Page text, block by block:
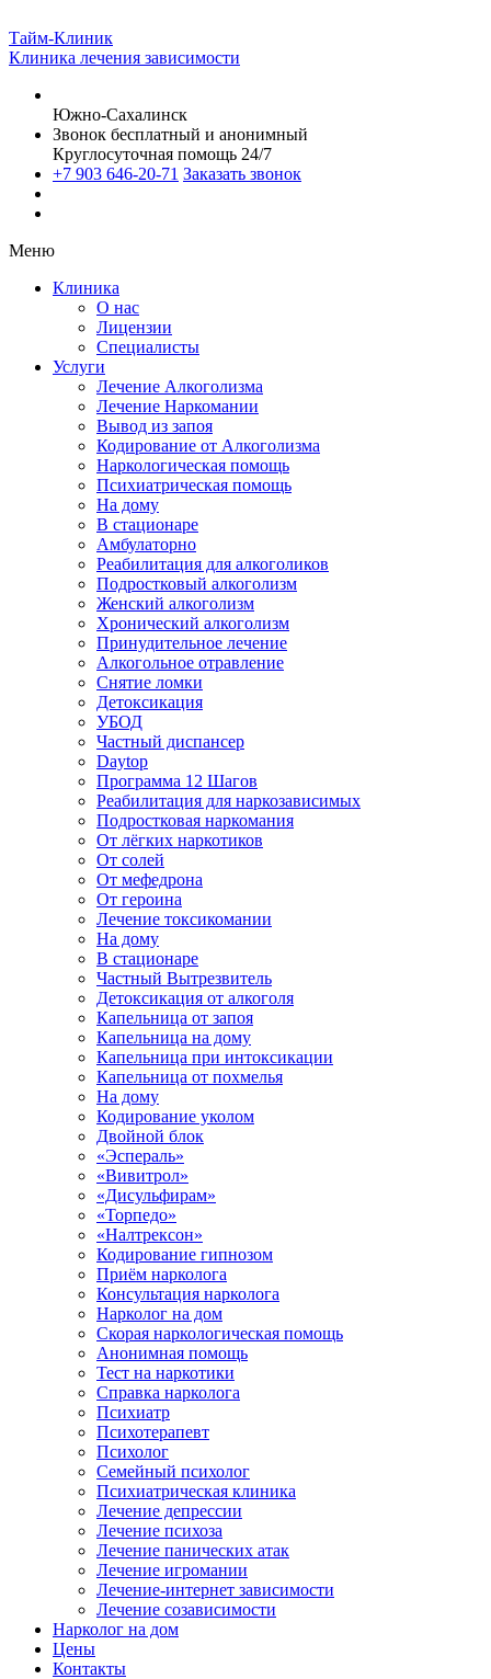
Тайм-Клиник
Клиника лечения зависимости
Южно-Сахалинск
Звонок бесплатный и анонимный
Круглосуточная помощь 24/7
+7 903 646-20-71 Заказать звонок
Меню
Клиника
О нас
Лицензии
Специалисты
Услуги
Лечение Алкоголизма
Лечение Наркомании
Вывод из запоя
Кодирование от Алкоголизма
Наркологическая помощь
Психиатрическая помощь
На дому
В стационаре
Амбулаторно
Реабилитация для алкоголиков
Подростковый алкоголизм
Женский алкоголизм
Хронический алкоголизм
Принудительное лечение
Алкогольное отравление
Снятие ломки
Детоксикация
УБОД
Частный диспансер
Daytop
Программа 12 Шагов
Реабилитация для наркозависимых
Подростковая наркомания
От лёгких наркотиков
От солей
От мефедрона
От героина
Лечение токсикомании
На дому
В стационаре
Частный Вытрезвитель
Детоксикация от алкоголя
Капельница от запоя
Капельница на дому
Капельница при интоксикации
Капельница от похмелья
На дому
Кодирование уколом
Двойной блок
«Эспераль»
«Вивитрол»
«Дисульфирам»
«Торпедо»
«Налтрексон»
Кодирование гипнозом
Приём нарколога
Консультация нарколога
Нарколог на дом
Скорая наркологическая помощь
Анонимная помощь
Тест на наркотики
Справка нарколога
Психиатр
Психотерапевт
Психолог
Семейный психолог
Психиатрическая клиника
Лечение депрессии
Лечение психоза
Лечение панических атак
Лечение игромании
Лечение-интернет зависимости
Лечение созависимости
Нарколог на дом
Цены
Контакты